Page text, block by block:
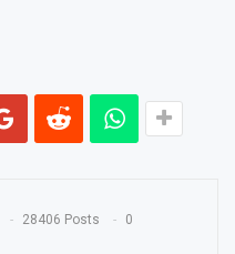
28406 Posts 0